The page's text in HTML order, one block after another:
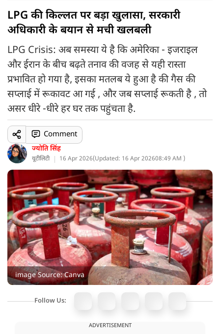
LPG की किल्लत पर बड़ा खुलासा, सरकारी
अधिकारी के बयान से मची खलबली
LPG Crisis: अब समस्या ये है कि अमेरिका - इजराइल
और ईरान के बीच बढ़ते तनाव की वजह से यही रास्ता
प्रभावित हो गया है, इसका मतलब ये हुआ है की गैस की
सप्लाई में रूकावट आ गई , और जब सप्लाई रूकती है , तो
असर धीरे -धीरे हर घर तक पहुंचता है.
ज्योति सिंह
यूटीलिटी 16 Apr 2026(Updated: 16 Apr 202608:49 AM )
Comment
image Source: Canva
Follow Us:
ADVERTISEMENT